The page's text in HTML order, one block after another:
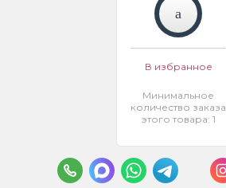
В избранное
Минимальное
количество заказа
этого товара: 1